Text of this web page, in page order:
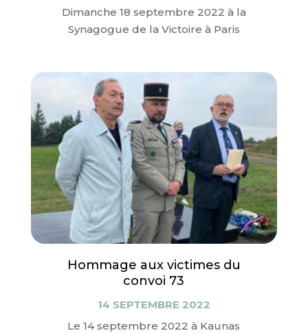
Dimanche 18 septembre 2022 à la
Synagogue de la Victoire à Paris
Hommage aux victimes du
convoi 73
14 SEPTEMBRE 2022
Le 14 septembre 2022 à Kaunas